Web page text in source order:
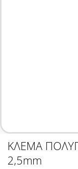
ΚΛΕΜΑ
2,5mm